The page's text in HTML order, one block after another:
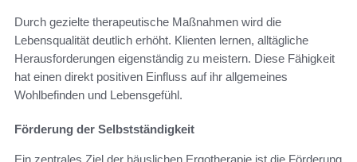
Durch gezielte therapeutische Maßnahmen wird die
Lebensqualität deutlich erhöht. Klienten lernen, alltägliche
Herausforderungen eigenständig zu meistern. Diese Fähigkeit
hat einen direkt positiven Einfluss auf ihr allgemeines
Wohlbefinden und Lebensgefühl.
Förderung der Selbstständigkeit